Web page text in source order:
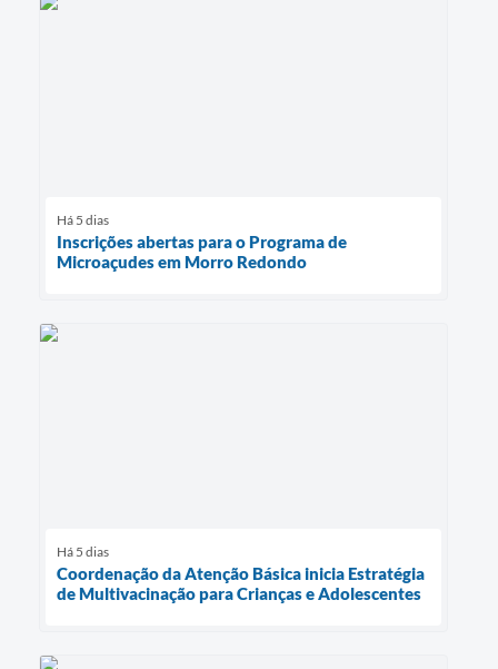
Há 5 dias
Inscrições abertas para o Programa de
Microaçudes em Morro Redondo
Há 5 dias
Coordenação da Atenção Básica inicia Estratégia
de Multivacinação para Crianças e Adolescentes